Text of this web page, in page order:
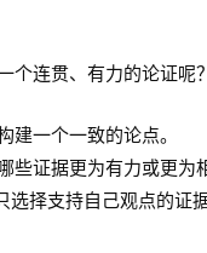
个连贯、有力的论证呢？
建一个一致的论点。
些证据更为有力或更为
选择支持自己观点的证